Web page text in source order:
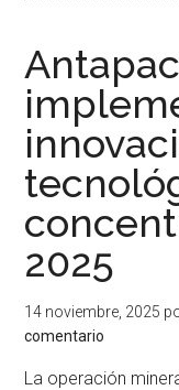
2025
14 noviembre, 2025
comentario
La operación